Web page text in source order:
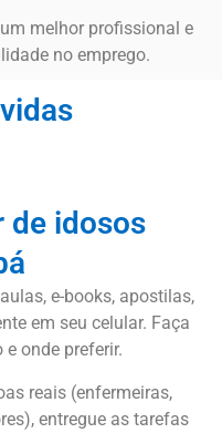
melhor profissional e
no emprego.
de idosos
e-books, apostilas,
em seu celular. Faça
onde preferir.
reais (enfermeiras,
entregue as tarefas